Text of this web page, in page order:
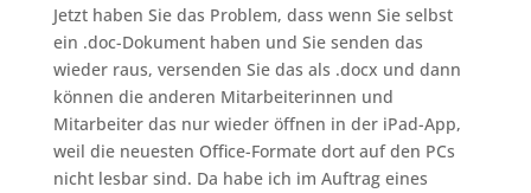
Jetzt haben Sie das Problem, dass wenn Sie selbst
ein .doc-Dokument haben und Sie senden das
wieder raus, versenden Sie das als .docx und dann
können die anderen Mitarbeiterinnen und
Mitarbeiter das nur wieder öffnen in der iPad-App,
weil die neuesten Office-Formate dort auf den PCs
nicht lesbar sind. Da habe ich im Auftrag eines